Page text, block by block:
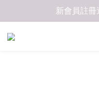
新會員註冊